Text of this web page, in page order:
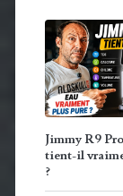
Jimmy R9
tient-il
?